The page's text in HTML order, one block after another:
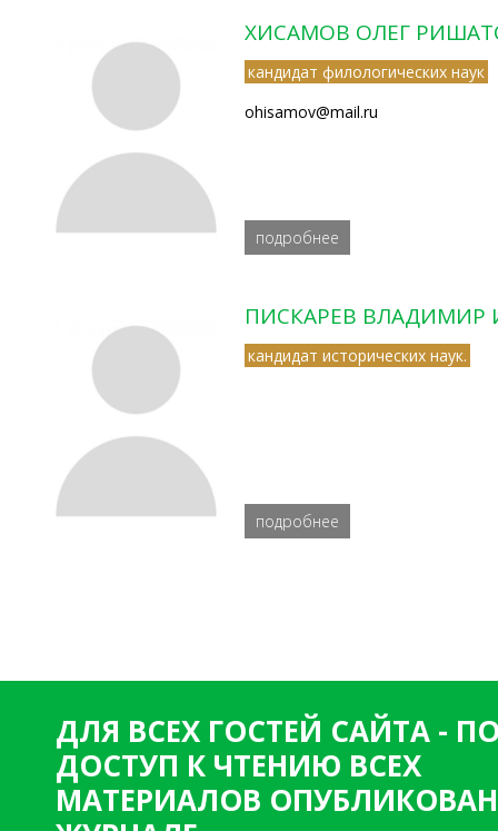
ХИСАМОВ ОЛЕГ
кандидат филологических наук
ohisamov@mail.ru
подробнее
ПИСКАРЕВ ВЛАДИМИР
кандидат исторических наук.
подробнее
ДЛЯ ВСЕХ ГОСТЕЙ САЙТА -
ДОСТУП К ЧТЕНИЮ ВСЕХ
МАТЕРИАЛОВ